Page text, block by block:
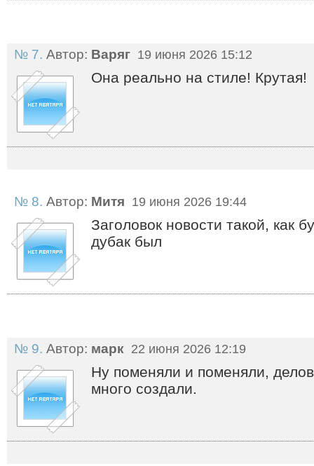
№ 7. Автор: Варяг 19 июня 2026 15:12
Она реально на стиле! Крутая!
№ 8. Автор: Митя 19 июня 2026 19:44
Заголовок новости такой, как
дубак был
№ 9. Автор: марк 22 июня 2026 12:19
Ну поменяли и поменяли,
много создали.